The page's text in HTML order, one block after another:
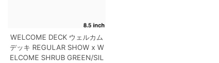
WELCOME DECK ウェルカム
デッキ REGULAR SHOW x W
ELCOME SHRUB GREEN/SIL